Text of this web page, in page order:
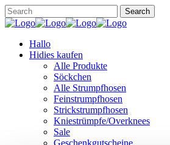
Hallo
Hidies kaufen
Alle Produkte
Söckchen
Alle Strumpfhosen
Feinstrumpfhosen
Strickstrumpfhosen
Kniestrümpfe/Overknees
Sale
Geschenkgutscheine